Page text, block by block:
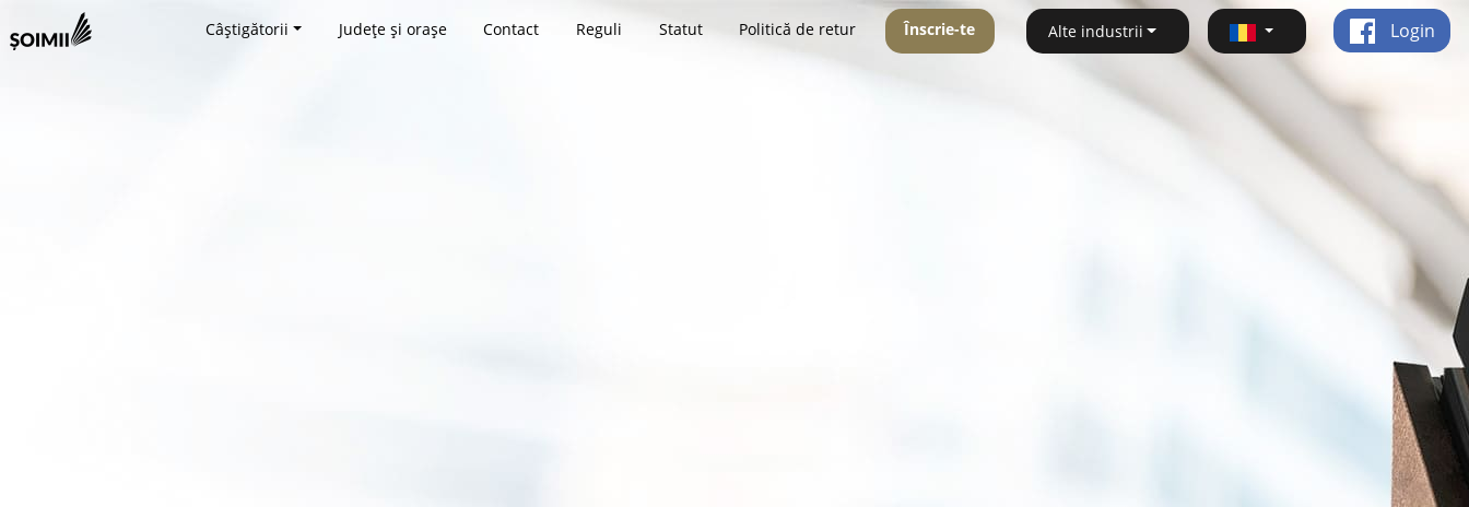
Câștigătorii Județe și orașe Contact Reguli Statut Politică de retur Înscrie-te Alte industrii Login